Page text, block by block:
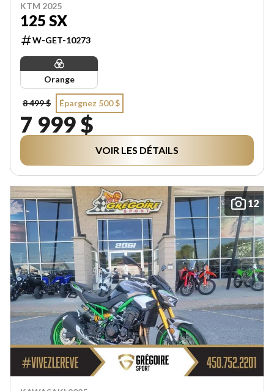
KTM 2025
125 SX
W-GET-10273
Orange
8 499 $ Épargnez 500 $
7 999 $
VOIR LES DÉTAILS
12